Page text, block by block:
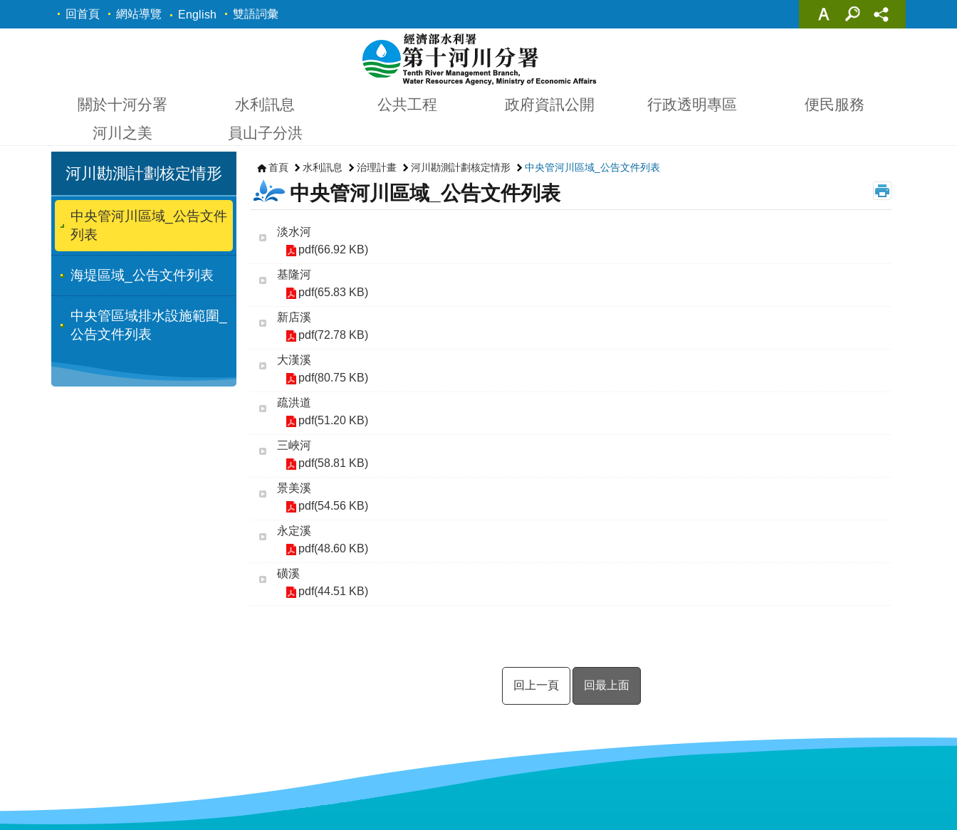
跳到主要內容區塊
回首頁 網站導覽 English 雙語詞彙
關於十河分署 水利訊息 公共工程 政府資訊公開 行政透明專區
便民服務
河川之美
員山子分洪
河川勘測計劃核定情形
中央管河川區域_公告文件
列表
海堤區域_公告文件列表
中央管區域排水設施範圍_
公告文件列表
首頁 水利訊息 治理計畫 河川勘測計劃核定情形 中央管河川區域_公告文件列表
中央管河川區域_公告文件列表
淡水河
pdf(66.92 KB)
基隆河
pdf(65.83 KB)
新店溪
pdf(72.78 KB)
大漢溪
pdf(80.75 KB)
疏洪道
pdf(51.20 KB)
三峽河
pdf(58.81 KB)
景美溪
pdf(54.56 KB)
永定溪
pdf(48.60 KB)
磺溪
pdf(44.51 KB)
回上一頁 回最上面